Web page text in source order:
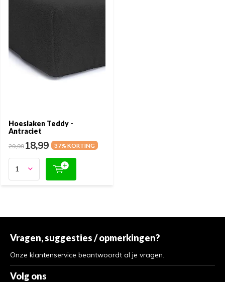
Hoeslaken Teddy -
Antraciet
29,9918,99 37% KORTING
Vragen, suggesties / opmerkingen?
Onze klantenservice beantwoordt al je vragen.
Volg ons